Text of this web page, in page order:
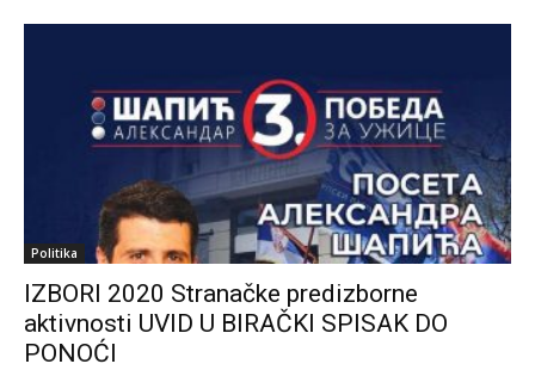
Politika
IZBORI 2020 Stranačke predizborne
aktivnosti UVID U BIRAČKI SPISAK DO
PONOĆI